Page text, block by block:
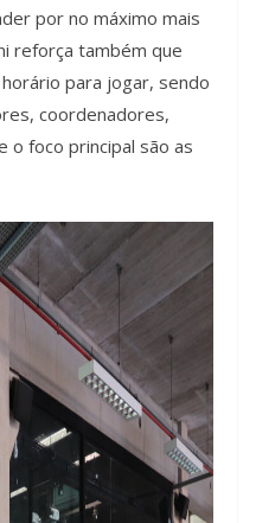
por no máximo mais
reforça também que
para jogar, sendo
coordenadores,
o foco principal são as